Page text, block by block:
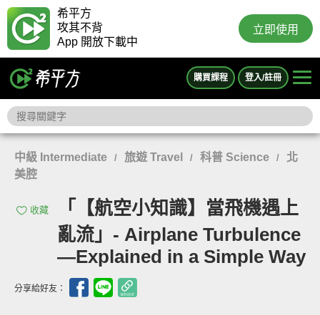
希平方
攻其不背
App 開放下載中
立即使用
購買課程 登入/註冊
中級 Intermediate / 旅遊 Travel / 科普 Science /
北
美腔
收藏
「【航空小知識】當飛機遇上
亂流」- Airplane Turbulence
—Explained in a Simple Way
分享給好友：